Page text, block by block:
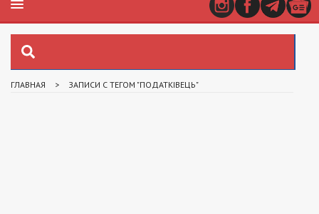
ГЛАВНАЯ > ЗАПИСИ С ТЕГОМ "ПОДАТКІВЕЦЬ"